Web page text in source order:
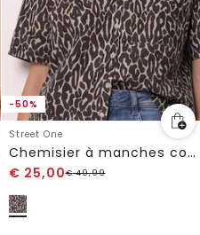
-50%
Street One
Chemisier à manches courtes avec poche de poitrine et imprimé
€ 25,00€49,99